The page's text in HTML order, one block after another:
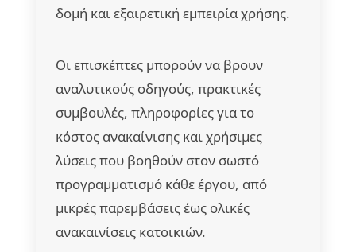
δομή και εξαιρετική εμπειρία χρήσης.
Οι επισκέπτες μπορούν να βρουν
αναλυτικούς οδηγούς, πρακτικές
συμβουλές, πληροφορίες για το
κόστος ανακαίνισης και χρήσιμες
λύσεις που βοηθούν στον σωστό
προγραμματισμό κάθε έργου, από
μικρές παρεμβάσεις έως ολικές
ανακαινίσεις κατοικιών.